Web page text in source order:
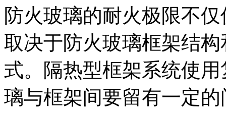
防火玻璃的耐火极限不
取决于防火玻璃框架结
式。隔热型框架系统使
璃与框架间要留有一定